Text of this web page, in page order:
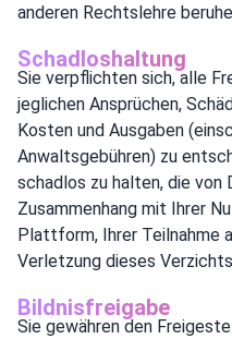
anderen Rechtslehre
Schadloshaltung
Sie verpflichten sich, alle
jeglichen Ansprüchen,
Kosten und Ausgaben
Anwaltsgebühren) zu
schadlos zu halten, die von
Zusammenhang mit Ihrer
Plattform, Ihrer Teilnahme
Verletzung dieses
Bildnisfreigabe
Sie gewähren den